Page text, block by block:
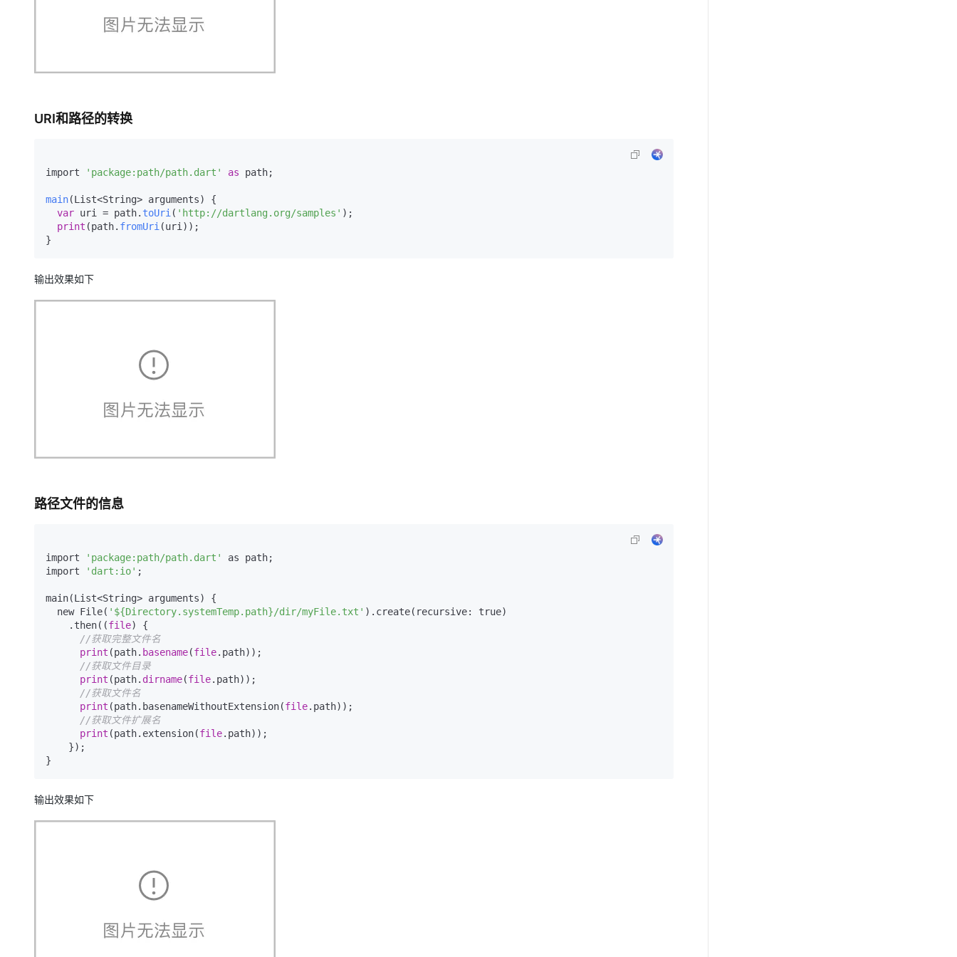
URI和路径的转换
import 'package:path/path.dart' as path;
main(List<String> arguments) {
var uri = path. toUri ( 'http://dartlang.org/samples' );
print (path. fromUri (uri));
}
输出效果如下
路径文件的信息
import 'package:path/path.dart'
as path;
import
'dart:io' ;
main(List<String> arguments) {
  new File(
'${Directory.systemTemp.path}/dir/myFile.txt' ).create(recursive: true)
    .then((
file) {
//获取完整文件名
print (path. basename(file.path));
//获取文件目录
print (path. dirname(file.path));
//获取文件名
print (path.basenameWithoutExtension(file.path));
//获取文件扩展名
print (path.extension(file.path));
}
输出效果如下